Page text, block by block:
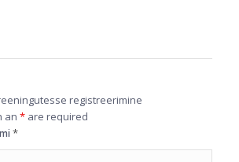
registreerimine
an *are required
*